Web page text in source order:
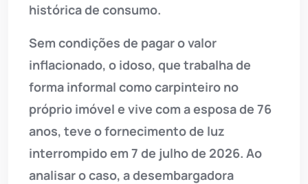
histórica de consumo.
Sem condições de pagar o valor
inflacionado, o idoso, que trabalha de
forma informal como carpinteiro no
próprio imóvel e vive com a esposa de 76
anos, teve o fornecimento de luz
interrompido em 7 de julho de 2026. Ao
analisar o caso, a desembargadora